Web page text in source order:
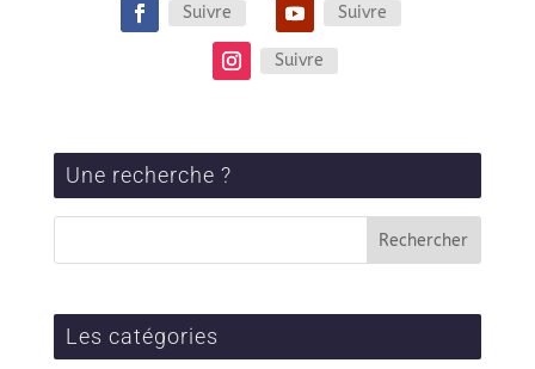
Suivre Suivre
Suivre
Une recherche ?
Les catégories